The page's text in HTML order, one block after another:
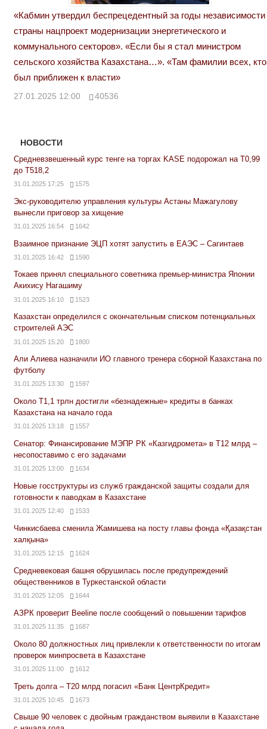
«Кабмин утвердил беспрецедентный за годы независимости
страны нацпроект модернизации энергетического и
коммунального секторов». «Если бы я стал министром
сельского хозяйства Казахстана…». «Там фамилии всех, кто
был приближен к власти»
27.01.2025 12:00 40536
НОВОСТИ
Средневзвешенный курс тенге на торгах KASE подорожал на Т0,99
до Т518,2
31.01.2025 17:25 1575
Экс-руководителю управления культуры Астаны Мажагулову
вынесли приговор за хищение
31.01.2025 16:54 1642
Взаимное признание ЭЦП хотят запустить в ЕАЭС – Сагинтаев
31.01.2025 16:42 1590
Токаев принял специального советника премьер-министра Японии
Акихису Нагашиму
31.01.2025 16:10 1523
Казахстан определился с окончательным списком потенциальных
строителей АЭС
31.01.2025 15:20 1800
Али Алиева назначили ИО главного тренера сборной Казахстана по
футболу
31.01.2025 13:30 1597
Около Т1,1 трлн достигли «безнадежные» кредиты в банках
Казахстана на начало года
31.01.2025 13:18 1557
Сенатор: Финансирование МЭПР РК «Казгидромета» в Т12 млрд –
несопоставимо с его задачами
31.01.2025 13:00 1634
Новые госструктуры из служб гражданской защиты создали для
готовности к паводкам в Казахстане
31.01.2025 12:40 1533
Чинкисбаева сменила Жамишева на посту главы фонда «Қазақстан
халқына»
31.01.2025 12:15 1624
Средневековая башня обрушилась после предупреждений
общественников в Туркестанской области
31.01.2025 12:05 1644
АЗРК проверит Beeline после сообщений о повышении тарифов
31.01.2025 11:35 1687
Около 80 должностных лиц привлекли к ответственности по итогам
проверок минпросвета в Казахстане
31.01.2025 11:00 1612
Треть долга – Т20 млрд погасил «Банк ЦентрКредит»
31.01.2025 10:45 1673
Свыше 90 человек с двойным гражданством выявили в Казахстане